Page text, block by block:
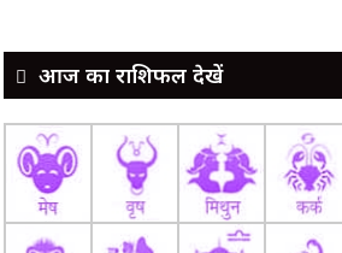
आज का राशिफल देखें